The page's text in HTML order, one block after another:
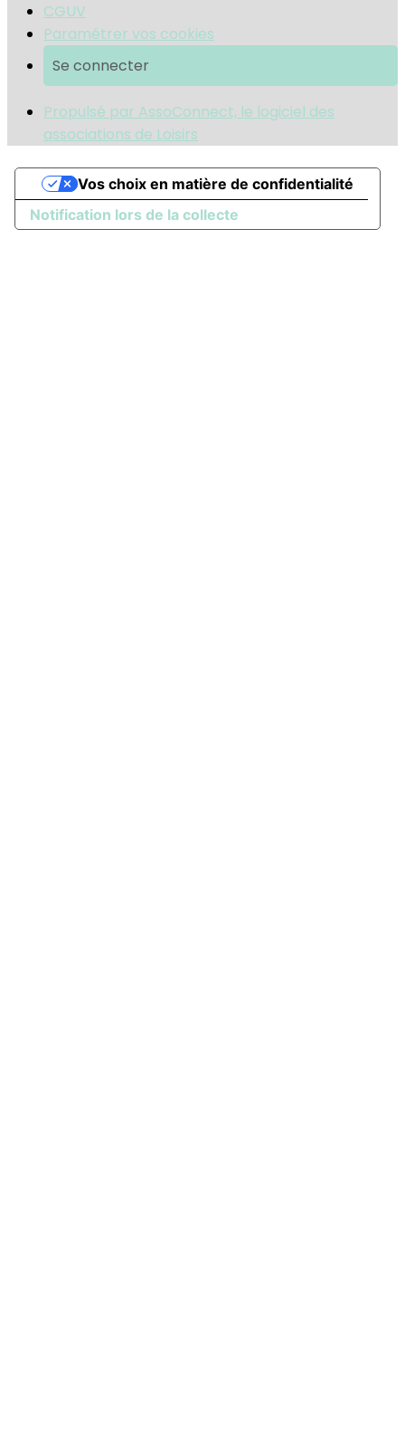
CGUV
Paramétrer vos cookies
Se connecter
Propulsé par AssoConnect, le logiciel des
associations de Loisirs
Notification lors de la collecte
Vos choix en matière de confidentialité